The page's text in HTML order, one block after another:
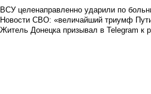
ВСУ целенаправленно ударили по
Новости СВО: «величайший триумф
Житель Донецка призывал в Telegram к